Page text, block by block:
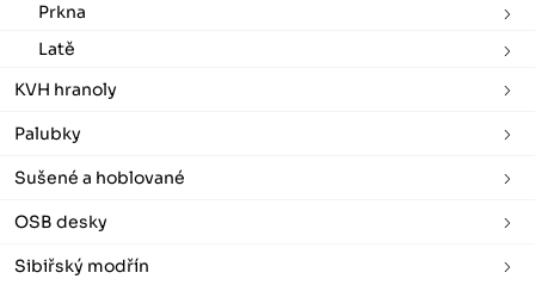
Prkna
Latě
KVH hranoly
Palubky
Sušené a hoblované
OSB desky
Sibiřský modřín